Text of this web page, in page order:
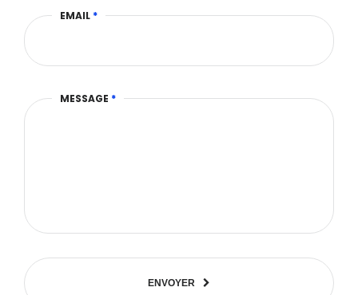
EMAIL *
MESSAGE *
ENVOYER